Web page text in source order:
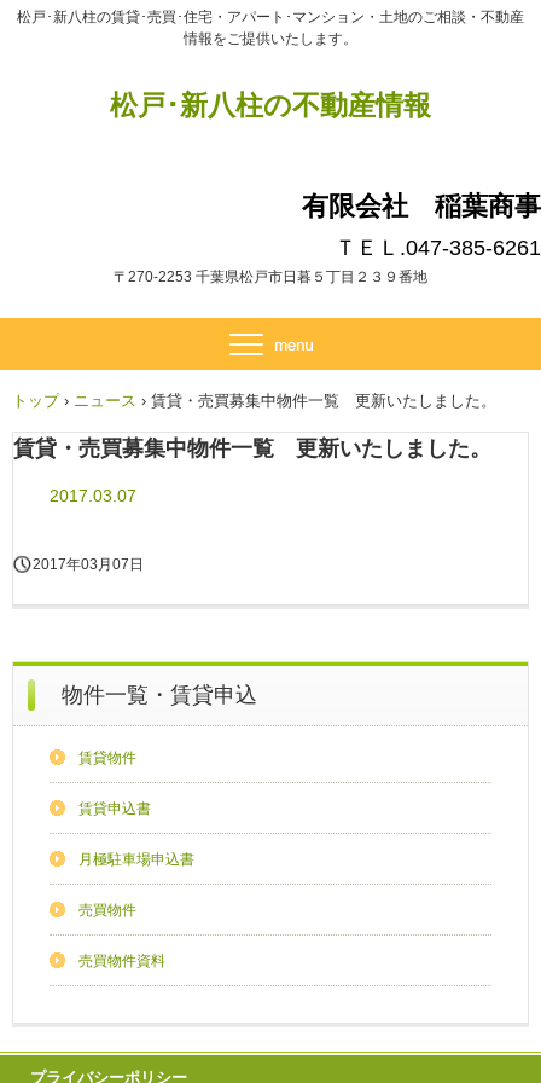
松戸･新八柱の不動産情報
松戸･新八柱の賃貸･売買･住宅・アパート･マンション・土地のご相談・不動産
情報をご提供いたします。
有限会社 稲葉商事
ＴＥＬ.047-385-6261
〒270-2253 千葉県松戸市日暮５丁目２３９番地
トップ › ニュース › 賃貸・売買募集中物件一覧 更新いたしました。
賃貸・売買募集中物件一覧 更新いたしました。
2017.03.07
2017年03月07日
物件一覧・賃貸申込
賃貸物件
賃貸申込書
月極駐車場申込書
売買物件
売買物件資料
プライバシーポリシー